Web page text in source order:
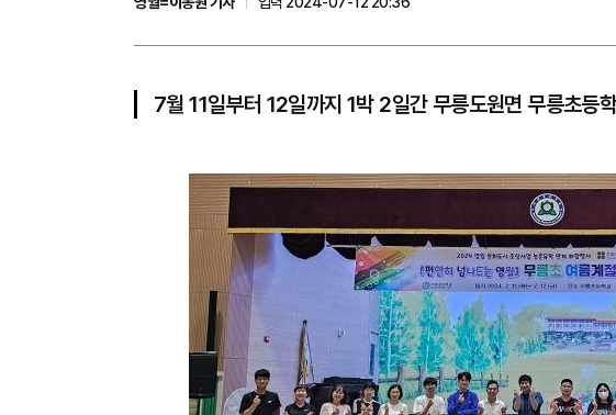
7월 11일부터 12일까지 1박 2일간 무릉도원면 무릉초등